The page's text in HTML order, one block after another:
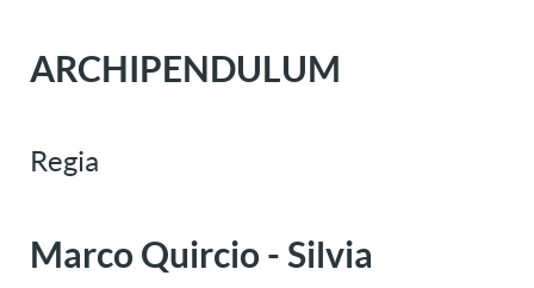
ARCHIPENDULUM
Regia
Marco Quircio - Silvia